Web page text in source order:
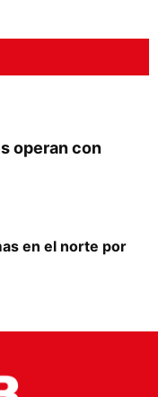
operan con
en el norte por